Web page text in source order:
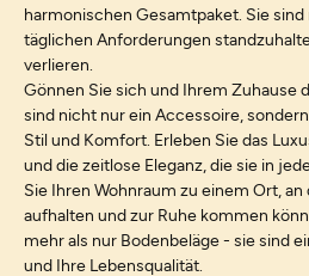
harmonischen Gesamtpaket. Sie
täglichen Anforderungen
verlieren.
Gönnen Sie sich und Ihrem Zuhause
sind nicht nur ein Accessoire,
Stil und Komfort. Erleben Sie das
und die zeitlose Eleganz, die sie in
Sie Ihren Wohnraum zu einem Ort,
aufhalten und zur Ruhe kommen
mehr als nur Bodenbeläge - sie sind
und Ihre Lebensqualität.